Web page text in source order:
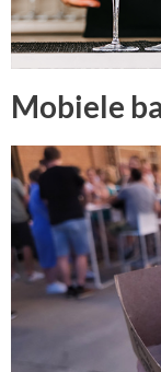
Mobiele